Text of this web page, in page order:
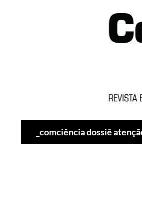
_comciência dossiê